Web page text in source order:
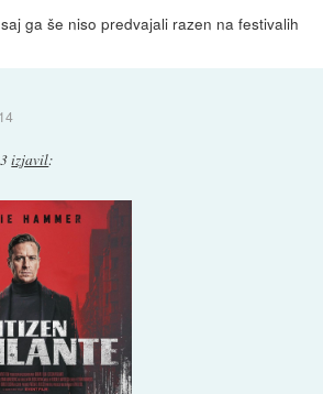
ga še niso predvajali razen na festivalih
izjavil: